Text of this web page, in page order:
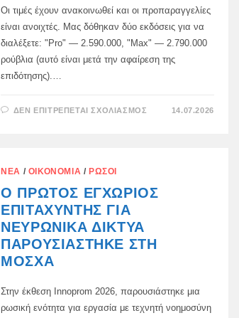
Οι τιμές έχουν ανακοινωθεί και οι προπαραγγελίες
είναι ανοιχτές. Μας δόθηκαν δύο εκδόσεις για να
διαλέξετε: "Pro" — 2.590.000, "Max" — 2.790.000
ρούβλια (αυτό είναι μετά την αφαίρεση της
επιδότησης).…
ΔΕΝ ΕΠΙΤΡΈΠΕΤΑΙ ΣΧΟΛΙΑΣΜΌΣ
UMO
14.07.2026
ΝΈΑ / ΟΙΚΟΝΟΜΊΑ / ΡΏΣΟΙ
Ο ΠΡΏΤΟΣ ΕΓΧΏΡΙΟΣ
ΕΠΙΤΑΧΥΝΤΉΣ ΓΙΑ
ΝΕΥΡΩΝΙΚΆ ΔΊΚΤΥΑ
ΠΑΡΟΥΣΙΆΣΤΗΚΕ ΣΤΗ
ΜΌΣΧΑ
Στην έκθεση Innoprom 2026, παρουσιάστηκε μια
ρωσική ενότητα για εργασία με τεχνητή νοημοσύνη